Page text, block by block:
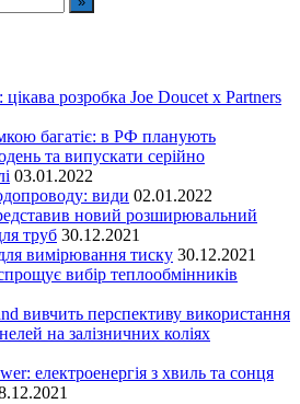
цікава розробка Joe Doucet x Partners
багатіє: в РФ планують
та випускати серійно
03.01.2022
види 02.01.2022
новий розширювальний
труб 30.12.2021
вимірювання тиску 30.12.2021
вибір теплообмінників
вивчить перспективу використання
на залізничних коліях
електроенергія з хвиль та сонця